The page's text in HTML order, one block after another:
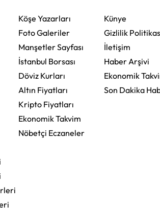
Köşe Yazarları
Foto Galeriler
Manşetler Sayfası
İstanbul Borsası
Döviz Kurları
Altın Fiyatları
Kripto Fiyatları
Ekonomik Takvim
Nöbetçi Eczaneler
Künye
Gizlilik
İletişim
Haber Arşivi
Ekonomik
Son Dakika